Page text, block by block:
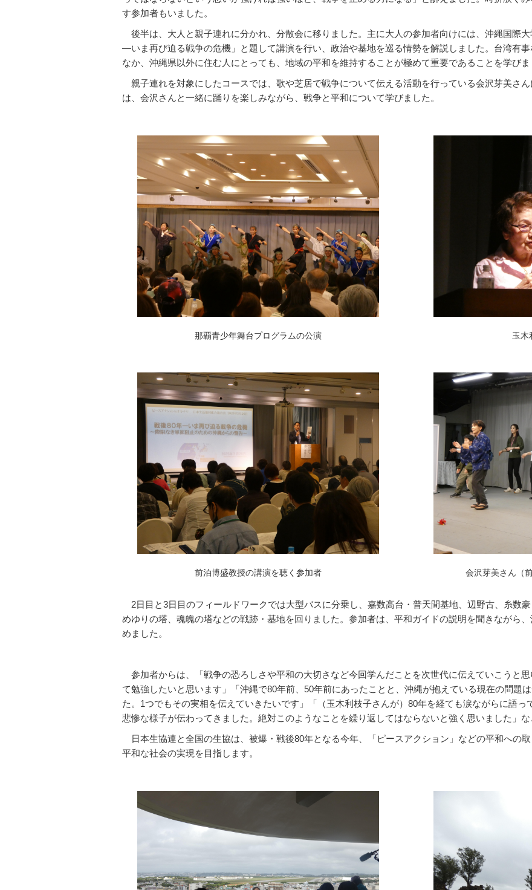
す参加者もいました。
後半は、大人と親子連れに分かれ、分散会に移りました。主に大人の参加者向けには、沖縄国際
―いま再び迫る戦争の危機」と題して講演を行い、政治や基地を巡る情勢を解説しました。台湾有
なか、沖縄県以外に住む人にとっても、地域の平和を維持することが極めて重要であることを学びま
親子連れを対象にしたコースでは、歌や芝居で戦争について伝える活動を行っている会沢芽美さ
は、会沢さんと一緒に踊りを楽しみながら、戦争と平和について学びました。
那覇青少年舞台プログラムの公演 玉木
前泊博盛教授の講演を聴く参加者 会沢芽美さん（
2日目と3日目のフィールドワークでは大型バスに分乗し、嘉数高台・普天間基地、辺野古、糸数
めゆりの塔、魂魄の塔などの戦跡・基地を回りました。参加者は、平和ガイドの説明を聞きながら
めました。
参加者からは、「戦争の恐ろしさや平和の大切さなど今回学んだことを次世代に伝えていこうと
て勉強したいと思います」「沖縄で80年前、50年前にあったことと、沖縄が抱えている現在の問題
た。1つでもその実相を伝えていきたいです」「（玉木利枝子さんが）80年を経ても涙ながらに語
悲惨な様子が伝わってきました。絶対このようなことを繰り返してはならないと強く思いました」な
日本生協連と全国の生協は、被爆・戦後80年となる今年、「ピースアクション」などの平和への
平和な社会の実現を目指します。